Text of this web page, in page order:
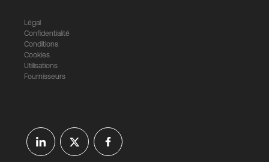
Légal
Confidentialité
Conditions
Cookies
Utilisations
Fournisseurs